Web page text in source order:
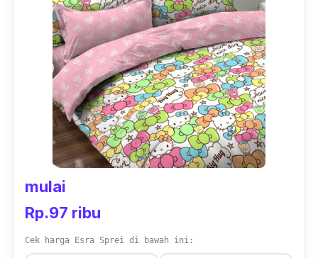
mulai
Rp.97 ribu
Cek harga Esra Sprei di bawah ini: